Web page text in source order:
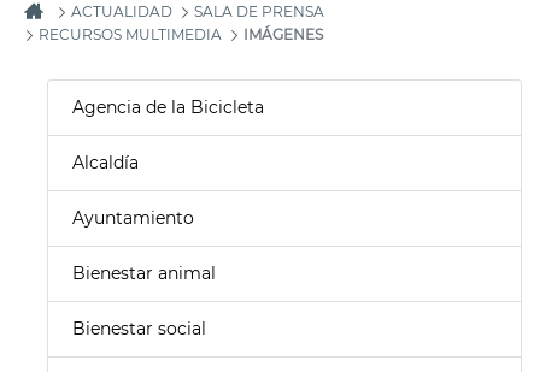
ACTUALIDAD
SALA DE PRENSA
RECURSOS MULTIMEDIA
IMÁGENES
Agencia de la Bicicleta
Alcaldía
Ayuntamiento
Bienestar animal
Bienestar social